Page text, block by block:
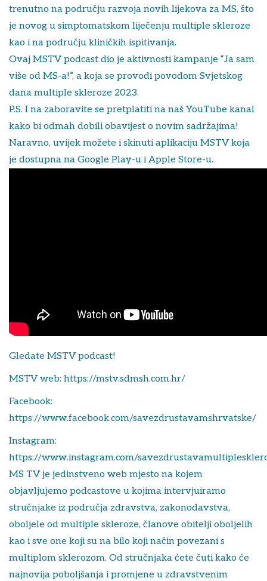
trenutno na području razvoja novih lijekova za MS, što
je novog u simptomatskom liječenju multiple skleroze
kao i na području kliničkih ispitivanja.
Ovaj MSTV podcast dio je aktivnosti kampanje “Ja sam
više od MS-a!”, a koja se provodi povodom Svjetskog
dana multiple skleroze 2023.
P.S. I na zaboravite se pretplatiti na naš YouTube kanal
kako bi odmah dobili obavijest o novim sadržajima!
Naravno, uvijek možete i skinuti aplikaciju MSTV koja
je dostupna na Google Play-u i Apple Store-u.
Gledate MSTV podcast!
MSTV web: https://mstv.sdmsh.com.hr/
Facebook:
https://www.facebook.com/savezdrustavamshrvatske/
Instagram:
https://www.instagram.com/
MS TV je jedinstveno web mjesto na kojem
objavljujemo podcastove u kojima intervjuiramo
stručnjake iz područja zdravstva, zakonodavstva,
oboljele od multiple skleroze, članove obitelji oboljelih
kao i sve one koji su na bilo koji način povezani s
multiplom sklerozom. Od stručnjaka ćete čuti kako će
najnovija poboljšanja i promjene u zdravstvenim